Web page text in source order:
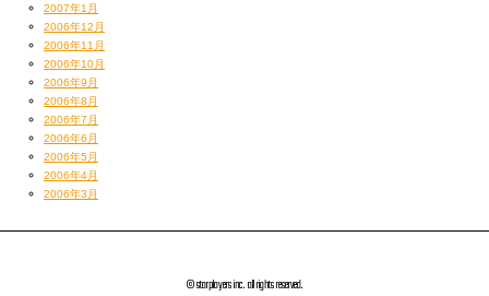
2007年1月
2006年12月
2006年11月
2006年10月
2006年9月
2006年8月
2006年7月
2006年6月
2006年5月
2006年4月
2006年3月
© starplayers inc. all rights reserved.